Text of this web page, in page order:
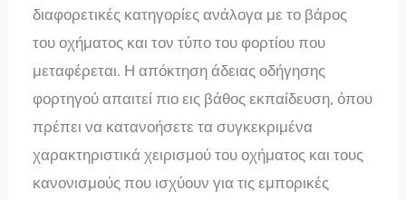
διαφορετικές κατηγορίες ανάλογα με το βάρος
του οχήματος και τον τύπο του φορτίου που
μεταφέρεται. Η απόκτηση άδειας οδήγησης
φορτηγού απαιτεί πιο εις βάθος εκπαίδευση, όπου
πρέπει να κατανοήσετε τα συγκεκριμένα
χαρακτηριστικά χειρισμού του οχήματος και τους
κανονισμούς που ισχύουν για τις εμπορικές